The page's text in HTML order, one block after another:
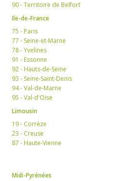
90 - Territoire de Belfort
Ile-de-France
75 - Paris
77 - Seine-et-Marne
78 - Yvelines
91 - Essonne
92 - Hauts-de-Seine
93 - Seine-Saint-Denis
94 - Val-de-Marne
95 - Val-d'Oise
Limousin
19 - Corrèze
23 - Creuse
87 - Haute-Vienne
Midi-Pyrénées